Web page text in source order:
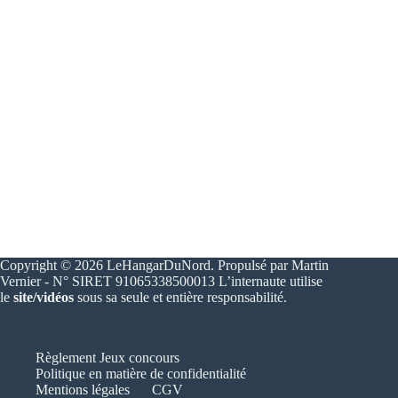
Copyright © 2026 LeHangarDuNord. Propulsé par Martin
Vernier - N° SIRET 91065338500013 L’internaute utilise
le site/vidéos sous sa seule et entière responsabilité.
Règlement Jeux concours
Politique en matière de confidentialité
Mentions légales
CGV